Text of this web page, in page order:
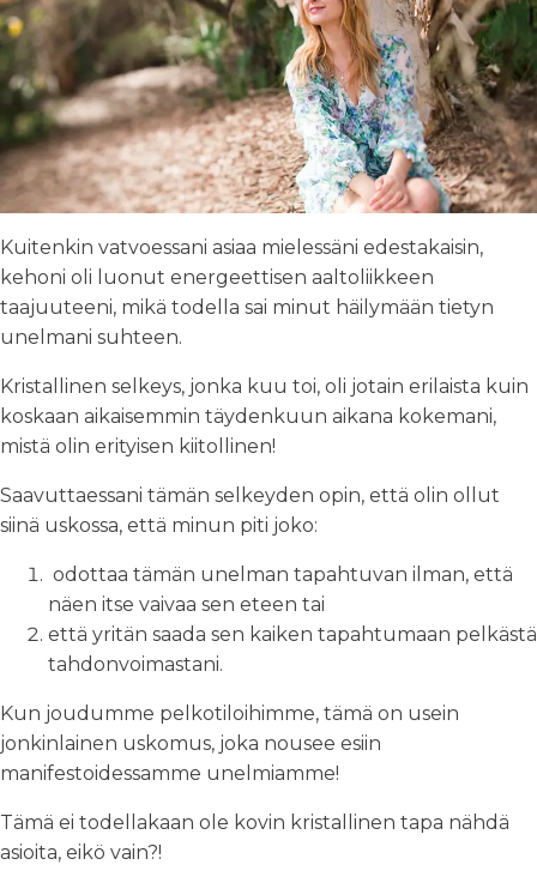
Kuitenkin vatvoessani asiaa mielessäni edestakaisin,
kehoni oli luonut energeettisen aaltoliikkeen
taajuuteeni, mikä todella sai minut häilymään tietyn
unelmani suhteen.
Kristallinen selkeys, jonka kuu toi, oli jotain erilaista kuin
koskaan aikaisemmin täydenkuun aikana kokemani,
mistä olin erityisen kiitollinen!
Saavuttaessani tämän selkeyden opin, että olin ollut
siinä uskossa, että minun piti joko:
odottaa tämän unelman tapahtuvan ilman, että
näen itse vaivaa sen eteen tai
että yritän saada sen kaiken tapahtumaan pelkästä
tahdonvoimastani.
Kun joudumme pelkotiloihimme, tämä on usein
jonkinlainen uskomus, joka nousee esiin
manifestoidessamme unelmiamme!
Tämä ei todellakaan ole kovin kristallinen tapa nähdä
asioita, eikö vain?!